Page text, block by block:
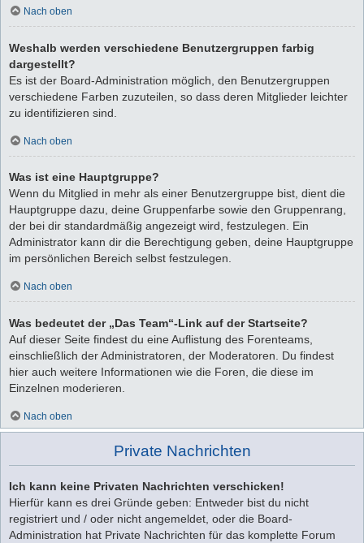
Nach oben
Weshalb werden verschiedene Benutzergruppen farbig
dargestellt?
Es ist der Board-Administration möglich, den Benutzergruppen
verschiedene Farben zuzuteilen, so dass deren Mitglieder leichter
zu identifizieren sind.
Nach oben
Was ist eine Hauptgruppe?
Wenn du Mitglied in mehr als einer Benutzergruppe bist, dient die
Hauptgruppe dazu, deine Gruppenfarbe sowie den Gruppenrang,
der bei dir standardmäßig angezeigt wird, festzulegen. Ein
Administrator kann dir die Berechtigung geben, deine Hauptgruppe
im persönlichen Bereich selbst festzulegen.
Nach oben
Was bedeutet der „Das Team“-Link auf der Startseite?
Auf dieser Seite findest du eine Auflistung des Forenteams,
einschließlich der Administratoren, der Moderatoren. Du findest
hier auch weitere Informationen wie die Foren, die diese im
Einzelnen moderieren.
Nach oben
Private Nachrichten
Ich kann keine Privaten Nachrichten verschicken!
Hierfür kann es drei Gründe geben: Entweder bist du nicht
registriert und / oder nicht angemeldet, oder die Board-
Administration hat Private Nachrichten für das komplette Forum